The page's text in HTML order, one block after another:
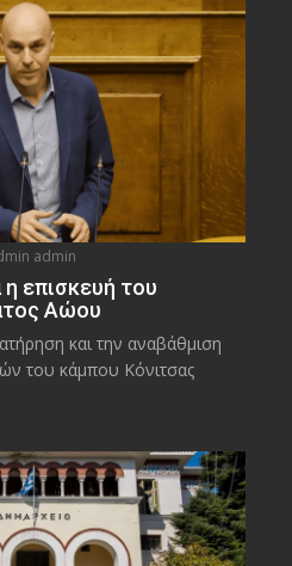
admin
επισκευή του
Αώου
και την αναβάθμιση
του κάμπου Κόνιτσας